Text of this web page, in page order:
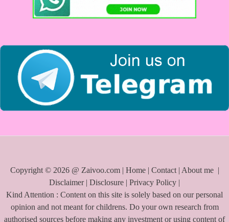
Copyright © 2026 @ Zaivoo.com | Home| Contact| About me |
Disclaimer| Disclosure | Privacy Policy |
Kind Attention : Content on this site is solely based on our personal
opinion and not meant for childrens. Do your own research from
authorised sources before making any investment or using content of